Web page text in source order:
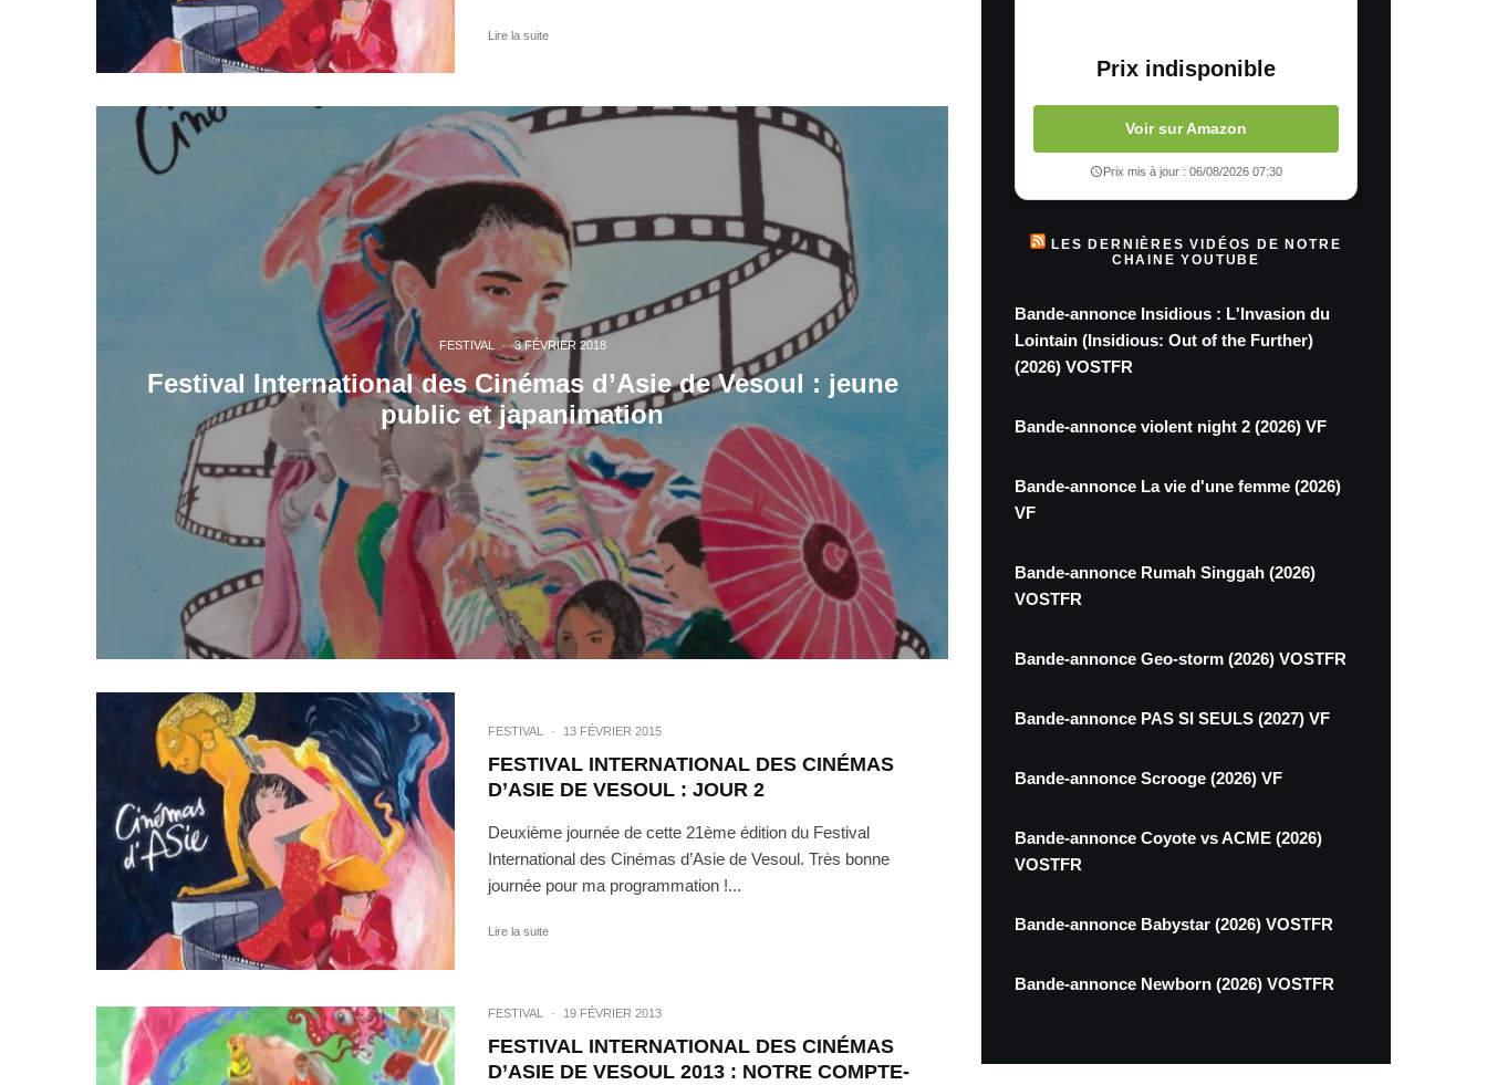
Lire la suite
FESTIVAL · 3 FÉVRIER 2018
Festival International des Cinémas d’Asie de Vesoul : jeune
public et japanimation
FESTIVAL · 13 FÉVRIER 2015
FESTIVAL INTERNATIONAL DES CINÉMAS
D’ASIE DE VESOUL : JOUR 2
Deuxième journée de cette 21ème édition du Festival
International des Cinémas d’Asie de Vesoul. Très bonne
journée pour ma programmation !...
Lire la suite
FESTIVAL · 19 FÉVRIER 2013
FESTIVAL INTERNATIONAL DES CINÉMAS
D’ASIE DE VESOUL 2013 : NOTRE COMPTE-
Prix indisponible
Voir sur Amazon
Prix mis à jour : 06/08/2026 07:30
LES DERNIÈRES VIDÉOS DE NOTRE
CHAINE YOUTUBE
Bande-annonce Insidious : L'Invasion du
Lointain (Insidious: Out of the Further)
(2026) VOSTFR
Bande-annonce violent night 2 (2026) VF
Bande-annonce La vie d'une femme (2026)
VF
Bande-annonce Rumah Singgah (2026)
VOSTFR
Bande-annonce Geo-storm (2026) VOSTFR
Bande-annonce PAS SI SEULS (2027) VF
Bande-annonce Scrooge (2026) VF
Bande-annonce Coyote vs ACME (2026)
VOSTFR
Bande-annonce Babystar (2026) VOSTFR
Bande-annonce Newborn (2026) VOSTFR